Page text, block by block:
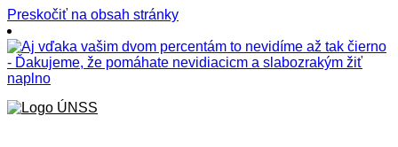
Preskočiť na obsah stránky